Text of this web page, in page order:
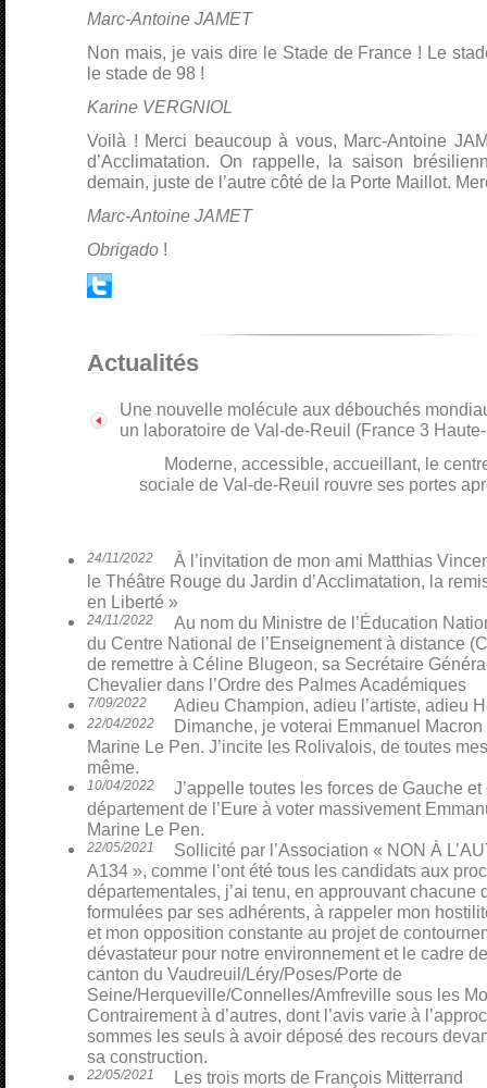
Marc-Antoine JAMET
Non mais, je vais dire le Stade de France ! Le
le stade de 98 !
Karine VERGNIOL
Voilà ! Merci beaucoup à vous, Marc-Antoine
d’Acclimatation. On rappelle, la saison
demain, juste de l’autre côté de la Porte Maillot.
Marc-Antoine JAMET
Obrigado !
Actualités
Une nouvelle molécule aux débouchés
un laboratoire de Val-de-Reuil (France 3
Moderne, accessible, accueillant, le
sociale de Val-de-Reuil rouvre ses portes
24/11/2022
À l’invitation de mon ami Matthias
le Théâtre Rouge du Jardin d’Acclimatation, la
en Liberté »
24/11/2022
Au nom du Ministre de l’Éducation
du Centre National de l’Enseignement à distance
de remettre à Céline Blugeon, sa Secrétaire
Chevalier dans l’Ordre des Palmes Académiques
7/09/2022 Adieu Champion, adieu l’artiste, adieu
22/04/2022
Dimanche, je voterai Emmanuel
Marine Le Pen. J’incite les Rolivalois, de toutes
même.
10/04/2022
J’appelle toutes les forces de Gauche
département de l’Eure à voter massivement
Marine Le Pen.
22/05/2021
Sollicité par l’Association « NON À
A134 », comme l’ont été tous les candidats aux
départementales, j’ai tenu, en approuvant chacune
formulées par ses adhérents, à rappeler mon
et mon opposition constante au projet de
dévastateur pour notre environnement et le cadre
canton du Vaudreuil/Léry/Poses/Porte de
Seine/Herqueville/Connelles/Amfreville sous les
Contrairement à d’autres, dont l’avis varie à
sommes les seuls à avoir déposé des recours
sa construction.
22/05/2021 Les trois morts de François Mitterrand